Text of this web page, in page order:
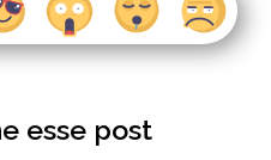
esse post